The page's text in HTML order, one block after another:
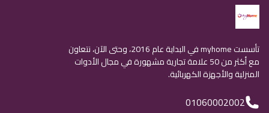
تأسست myhome في البداية عام 2016، وحتى الآن، نتعاون
مع أكثر من 50 علامة تجارية مشهورة في مجال الأدوات
المنزلية والأجهزة الكهربائية.
01060002002